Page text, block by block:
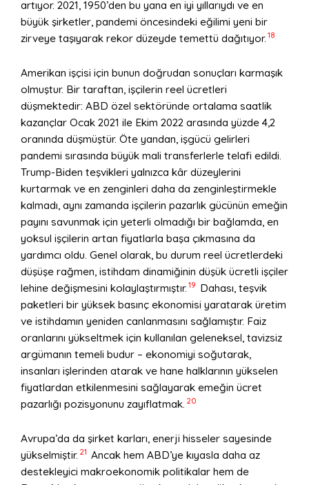
artıyor. 2021, 1950’den bu yana en iyi yıllarıydı ve en
büyük şirketler, pandemi öncesindeki eğilimi yeni bir
zirveye taşıyarak rekor düzeyde temettü dağıtıyor. 18
Amerikan işçisi için bunun doğrudan sonuçları karmaşık
olmuştur. Bir taraftan, işçilerin reel ücretleri
düşmektedir: ABD özel sektöründe ortalama saatlik
kazançlar Ocak 2021 ile Ekim 2022 arasında yüzde 4,2
oranında düşmüştür. Öte yandan, işgücü gelirleri
pandemi sırasında büyük mali transferlerle telafi edildi.
Trump-Biden teşvikleri yalnızca kâr düzeylerini
kurtarmak ve en zenginleri daha da zenginleştirmekle
kalmadı, aynı zamanda işçilerin pazarlık gücünün emeğin
payını savunmak için yeterli olmadığı bir bağlamda, en
yoksul işçilerin artan fiyatlarla başa çıkmasına da
yardımcı oldu. Genel olarak, bu durum reel ücretlerdeki
düşüşe rağmen, istihdam dinamiğinin düşük ücretli işçiler
lehine değişmesini kolaylaştırmıştır. 19 Dahası, teşvik
paketleri bir yüksek basınç ekonomisi yaratarak üretim
ve istihdamın yeniden canlanmasını sağlamıştır. Faiz
oranlarını yükseltmek için kullanılan geleneksel, tavizsiz
argümanın temeli budur – ekonomiyi soğutarak,
insanları işlerinden atarak ve hane halklarının yükselen
fiyatlardan etkilenmesini sağlayarak emeğin ücret
pazarlığı pozisyonunu zayıflatmak. 20
Avrupa’da da şirket karları, enerji hisseler sayesinde
yükselmiştir. 21 Ancak hem ABD’ye kıyasla daha az
destekleyici makroekonomik politikalar hem de